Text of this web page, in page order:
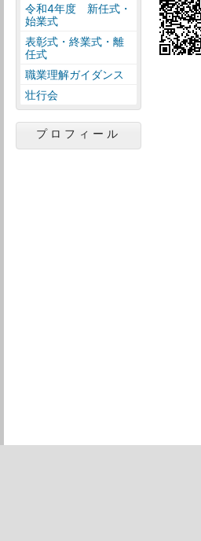
令和4年度 新任式・
始業式
表彰式・終業式・離
任式
職業理解ガイダンス
壮行会
プロフィール